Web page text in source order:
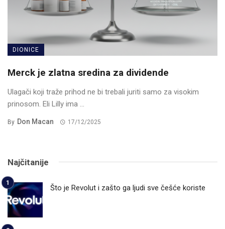
DIONICE
Merck je zlatna sredina za dividende
Ulagači koji traže prihod ne bi trebali juriti samo za visokim
prinosom. Eli Lilly ima ...
By Don Macan 17/12/2025
Najčitanije
Što je Revolut i zašto ga ljudi sve češće koriste